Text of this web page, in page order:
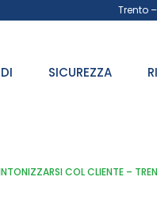
Trento
SICUREZZA
COL CLIENTE –